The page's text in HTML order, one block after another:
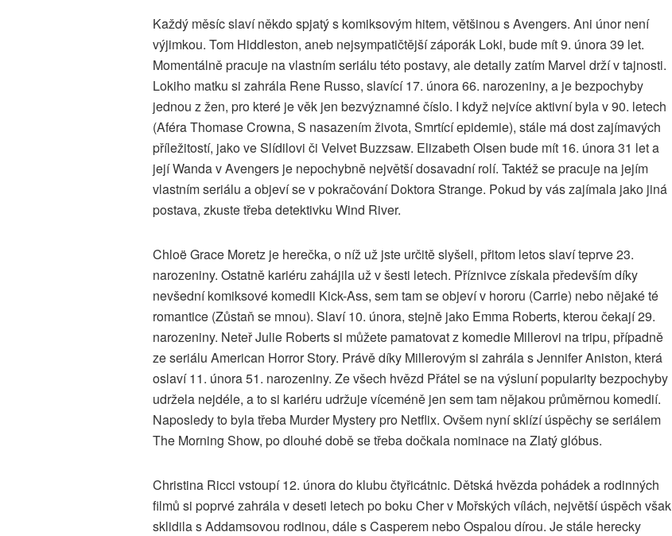
Každý měsíc slaví někdo spjatý s komiksovým hitem, většinou s Avengers. Ani únor není
výjimkou. Tom Hiddleston, aneb nejsympatičtější záporák Loki, bude mít 9. února 39 let.
Momentálně pracuje na vlastním seriálu této postavy, ale detaily zatím Marvel drží v tajnosti.
Lokiho matku si zahrála Rene Russo, slavící 17. února 66. narozeniny, a je bezpochyby
jednou z žen, pro které je věk jen bezvýznamné číslo. I když nejvíce aktivní byla v 90. letech
(Aféra Thomase Crowna, S nasazením života, Smrtící epidemie), stále má dost zajímavých
příležitostí, jako ve Slídilovi či Velvet Buzzsaw. Elizabeth Olsen bude mít 16. února 31 let a
její Wanda v Avengers je nepochybně největší dosavadní rolí. Taktéž se pracuje na jejím
vlastním seriálu a objeví se v pokračování Doktora Strange. Pokud by vás zajímala jako jiná
postava, zkuste třeba detektivku Wind River.
Chloë Grace Moretz je herečka, o níž už jste určitě slyšeli, přitom letos slaví teprve 23.
narozeniny. Ostatně kariéru zahájila už v šesti letech. Příznivce získala především díky
nevšední komiksové komedii Kick-Ass, sem tam se objeví v hororu (Carrie) nebo nějaké té
romantice (Zůstaň se mnou). Slaví 10. února, stejně jako Emma Roberts, kterou čekají 29.
narozeniny. Neteř Julie Roberts si můžete pamatovat z komedie Millerovi na tripu, případně
ze seriálu American Horror Story. Právě díky Millerovým si zahrála s Jennifer Aniston, která
oslaví 11. února 51. narozeniny. Ze všech hvězd Přátel se na výsluní popularity bezpochyby
udržela nejdéle, a to si kariéru udržuje víceméně jen sem tam nějakou průměrnou komedií.
Naposledy to byla třeba Murder Mystery pro Netflix. Ovšem nyní sklízí úspěchy se seriálem
The Morning Show, po dlouhé době se třeba dočkala nominace na Zlatý glóbus.
Christina Ricci vstoupí 12. února do klubu čtyřicátnic. Dětská hvězda pohádek a rodinných
filmů si poprvé zahrála v deseti letech po boku Cher v Mořských vílách, největší úspěch však
sklidila s Addamsovou rodinou, dále s Casperem nebo Ospalou dírou. Je stále herecky